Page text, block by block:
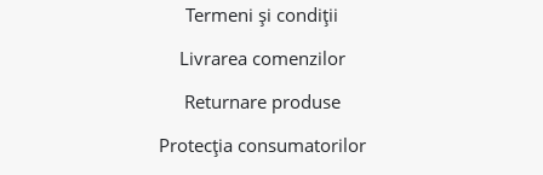
Termeni și condiții
Livrarea comenzilor
Returnare produse
Protecția consumatorilor